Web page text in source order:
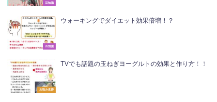
豆知識
豆知識
ウォーキングでダイエット効果倍増！？
お悩み改善
TVでも話題の玉ねぎヨーグルトの効果と作り方！！